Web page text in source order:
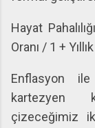
Hayat
Oranı / 1 +
Enflasyon ile
kartezyen
çizeceğimiz